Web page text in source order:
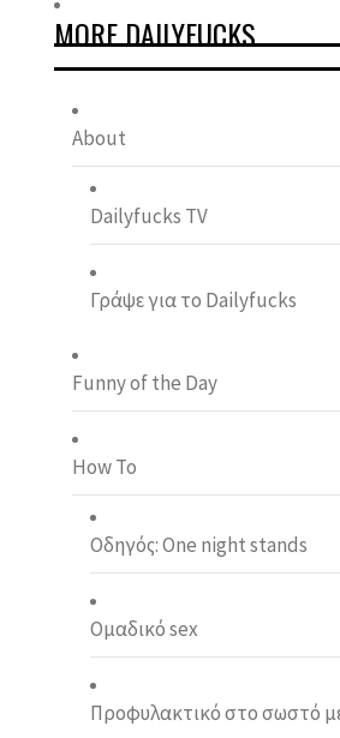
MORE DAILYFUCKS
About
Dailyfucks TV
Γράψε για το Dailyfucks
Funny of the Day
How To
Οδηγός: One night stands
Ομαδικό sex
Προφυλακτικό στο σωστό